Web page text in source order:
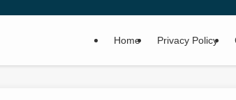
Home Privacy Policy